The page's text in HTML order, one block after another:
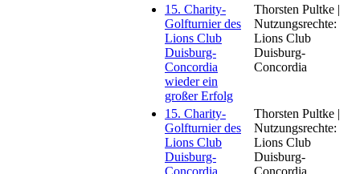
15. Charity-
Golfturnier des
Lions Club
Duisburg-
Concordia
wieder ein
großer Erfolg
Thorsten Pultke |
Nutzungsrechte:
Lions Club
Duisburg-
Concordia
15. Charity-
Golfturnier des
Lions Club
Duisburg-
Thorsten Pultke |
Nutzungsrechte:
Lions Club
Duisburg-